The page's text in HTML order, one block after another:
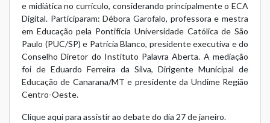
e midiática no currículo, considerando principalmente o ECA
Digital. Participaram: Débora Garofalo, professora e mestra
em Educação pela Pontifícia Universidade Católica de São
Paulo (PUC/SP) e Patrícia Blanco, presidente executiva e do
Conselho Diretor do Instituto Palavra Aberta. A mediação
foi de Eduardo Ferreira da Silva, Dirigente Municipal de
Educação de Canarana/MT e presidente da Undime Região
Centro-Oeste.
Clique aqui para assistir ao debate do dia 27 de janeiro.